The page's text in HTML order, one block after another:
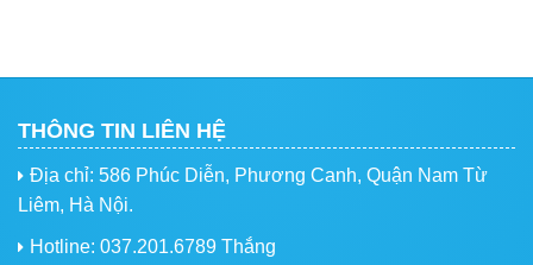
THÔNG TIN LIÊN HỆ
Địa chỉ: 586 Phúc Diễn, Phương Canh, Quận Nam Từ
Liêm, Hà Nội.
Hotline: 037.201.6789 Thắng